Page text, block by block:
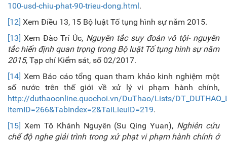
100-usd-chiu-phat-90-trieu-dong.html.
[12] Xem Điều 13, 15 Bộ luật Tố tụng hình sự năm 2015.
[13] Xem Đào Trí Úc, Nguyên tắc suy đoán vô tội- nguyên
tắc hiến định quan trọng trong Bộ luật Tố tụng hình sự năm
2015, Tạp chí Kiểm sát, số 02/2017.
[14] Xem Báo cáo tổng quan tham khảo kinh nghiệm một
số nước trên thế giới về xử lý vi phạm hành chính,
http://duthaoonline.quochoi.vn/DuThao/Lists/
ItemID=266&TabIndex=2&TaiLieuID=219.
[15] Xem Tô Khánh Nguyên (Su Qing Yuan), Nghiên cứu
chế độ nghe giải trình trong xử phạt vi phạm hành chính ở